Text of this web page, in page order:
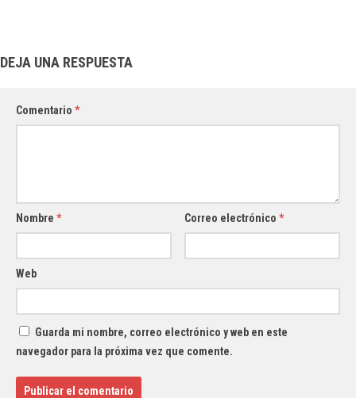
DEJA UNA RESPUESTA
Comentario *
Nombre * Correo electrónico*
Web
Guarda mi nombre, correo electrónico y web en este
navegador para la próxima vez que comente.